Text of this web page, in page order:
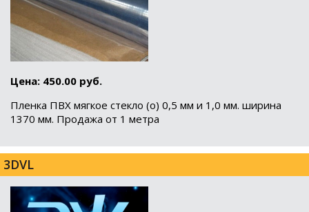
Цена: 450.00 руб.
Пленка ПВХ мягкое стекло (о) 0,5 мм и 1,0 мм. ширина
1370 мм. Продажа от 1 метра
3DVL